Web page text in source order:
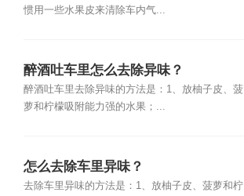
惯用一些水果皮来清除车内气...
醉酒吐车里怎么去除异味？
醉酒吐车里去除异味的方法是：1、放柚子皮、菠
萝和柠檬吸附能力强的水果；...
怎么去除车里异味？
去除车里异味的方法是：1、放柚子皮、菠萝和柠